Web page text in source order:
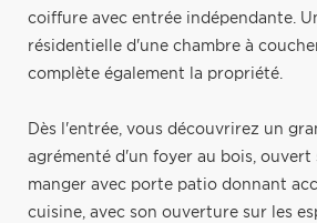
coiffure avec entrée indépendante.
résidentielle d'une chambre à
complète également la propriété.
Dès l'entrée, vous découvrirez un
agrémenté d'un foyer au bois, ouvert
manger avec porte patio donnant
cuisine, avec son ouverture sur les